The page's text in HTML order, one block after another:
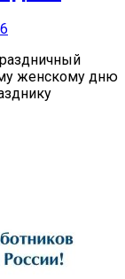
женскому дню